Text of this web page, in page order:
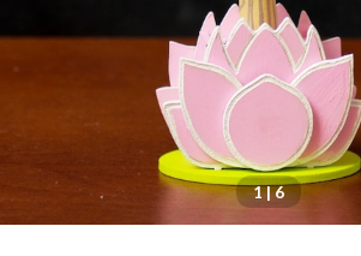
1| 6